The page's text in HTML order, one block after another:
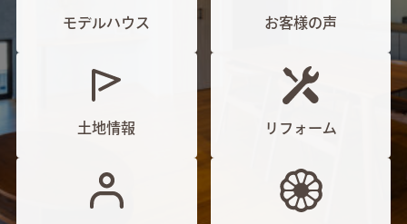
モデルハウス お客様の声
土地情報 リフォーム